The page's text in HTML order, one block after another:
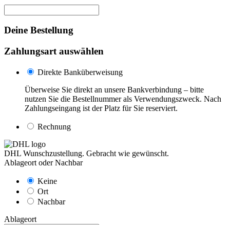
Deine Bestellung
Zahlungsart auswählen
Direkte Banküberweisung
Überweise Sie direkt an unsere Bankverbindung – bitte
nutzen Sie die Bestellnummer als Verwendungszweck. Nach
Zahlungseingang ist der Platz für Sie reserviert.
Rechnung
DHL Wunschzustellung. Gebracht wie gewünscht.
Ablageort oder Nachbar
Keine
Ort
Nachbar
Ablageort